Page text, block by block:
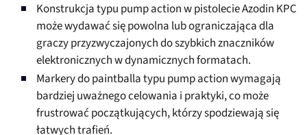
Konstrukcja typu pump action w pistolecie Azodin KPC
może wydawać się powolna lub ograniczająca dla
graczy przyzwyczajonych do szybkich znaczników
elektronicznych w dynamicznych formatach.
Markery do paintballa typu pump action wymagają
bardziej uważnego celowania i praktyki, co może
frustrować początkujących, którzy spodziewają się
łatwych trafień.